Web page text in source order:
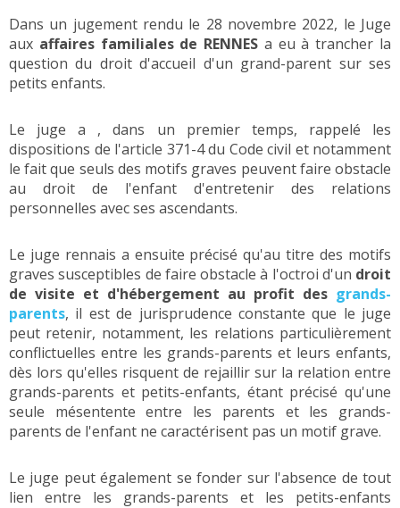
Dans un jugement rendu le 28 novembre 2022, le Juge
aux affaires familiales de RENNES a eu à trancher la
question du droit d'accueil d'un grand-parent sur ses
petits enfants.
Le juge a , dans un premier temps, rappelé les
dispositions de l'article 371-4 du Code civil et notamment
le fait que seuls des motifs graves peuvent faire obstacle
au droit de l'enfant d'entretenir des relations
personnelles avec ses ascendants.
Le juge rennais a ensuite précisé qu'au titre des motifs
graves susceptibles de faire obstacle à l'octroi d'un droit
de visite et d'hébergement au profit des grands-
parents, il est de jurisprudence constante que le juge
peut retenir, notamment, les relations particulièrement
conflictuelles entre les grands-parents et leurs enfants,
dès lors qu'elles risquent de rejaillir sur la relation entre
grands-parents et petits-enfants, étant précisé qu'une
seule mésentente entre les parents et les grands-
parents de l'enfant ne caractérisent pas un motif grave.
Le juge peut également se fonder sur l'absence de tout
lien entre les grands-parents et les petits-enfants